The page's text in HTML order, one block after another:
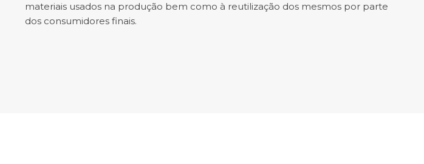
materiais usados na produção bem como à reutilização dos mesmos por parte
dos consumidores finais.